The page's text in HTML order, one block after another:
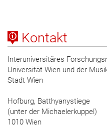
Kontakt
Interuniversitäres
Universität Wien und der
Stadt Wien
Hofburg, Batthyanystiege
(unter der Michaelerkuppel)
1010 Wien